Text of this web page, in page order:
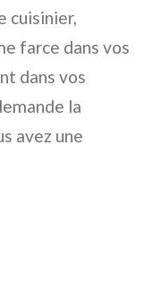
cuisinier,
farce dans vos
dans vos
la
avez une